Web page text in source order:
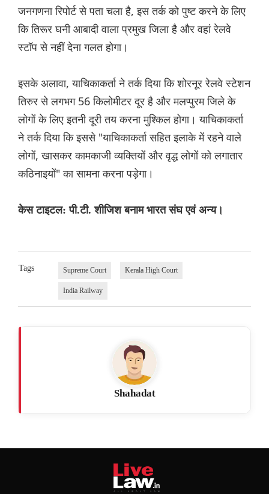
जनगणना रिपोर्ट से पता चला है, इस तर्क को पुष्ट करने के लिए
कि तिरूर घनी आबादी वाला प्रमुख जिला है और वहां रेलवे
स्टॉप से नहीं देना गलत होगा।
इसके अलावा, याचिकाकर्ता ने तर्क दिया कि शोरनूर रेलवे स्टेशन
तिरुर से लगभग 56 किलोमीटर दूर है और मलप्पुरम जिले के
लोगों के लिए इतनी दूरी तय करना मुश्किल होगा। याचिकाकर्ता
ने तर्क दिया कि इससे "याचिकाकर्ता सहित इलाके में रहने वाले
लोगों, खासकर कामकाजी व्यक्तियों और वृद्ध लोगों को लगातार
कठिनाइयों" का सामना करना पड़ेगा।
केस टाइटल: पी.टी. शीजिश बनाम भारत संघ एवं अन्य।
Tags Supreme Court Kerala High Court
India Railway
Shahadat